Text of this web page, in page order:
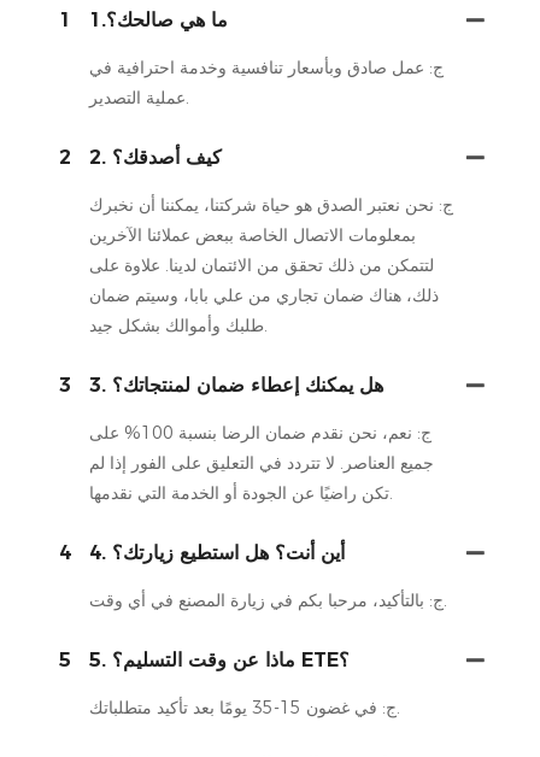
1 1.ما هي صالحك؟
ج: عمل صادق وبأسعار تنافسية وخدمة احترافية في
عملية التصدير.
2 2. كيف أصدقك؟
ج: نحن نعتبر الصدق هو حياة شركتنا، يمكننا أن نخبرك
بمعلومات الاتصال الخاصة ببعض عملائنا الآخرين
لتتمكن من ذلك تحقق من الائتمان لدينا. علاوة على
ذلك، هناك ضمان تجاري من علي بابا، وسيتم ضمان
طلبك وأموالك بشكل جيد.
3 3. هل يمكنك إعطاء ضمان لمنتجاتك؟
ج: نعم، نحن نقدم ضمان الرضا بنسبة 100% على
جميع العناصر. لا تتردد في التعليق على الفور إذا لم
تكن راضيًا عن الجودة أو الخدمة التي نقدمها.
4 4. أين أنت؟ هل استطيع زيارتك؟
ج: بالتأكيد، مرحبا بكم في زيارة المصنع في أي وقت.
5 5. ماذا عن وقت التسليم؟ ETE؟
ج: في غضون 15-35 يومًا بعد تأكيد متطلباتك.